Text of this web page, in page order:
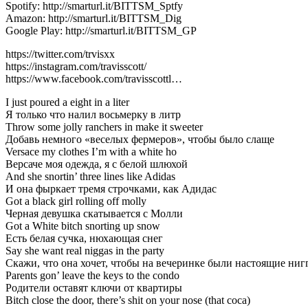
Spotify: http://smarturl.it/BITTSM_Sptfy
Amazon: http://smarturl.it/BITTSM_Dig
Google Play: http://smarturl.it/BITTSM_GP
https://twitter.com/trvisxx
https://instagram.com/travisscott/
https://www.facebook.com/travisscottl…
I just poured a eight in a liter
Я только что налил восьмерку в литр
Throw some jolly ranchers in make it sweeter
Добавь немного «веселых фермеров», чтобы было слаще
Versace my clothes I’m with a white ho
Версаче моя одежда, я с белой шлюхой
And she snortin’ three lines like Adidas
И она фыркает тремя строчками, как Адидас
Got a black girl rolling off molly
Черная девушка скатывается с Молли
Got a White bitch snorting up snow
Есть белая сучка, нюхающая снег
Say she want real niggas in the party
Скажи, что она хочет, чтобы на вечеринке были настоящие
Parents gon’ leave the keys to the condo
Родители оставят ключи от квартиры
Bitch close the door, there’s shit on your nose (that coca)